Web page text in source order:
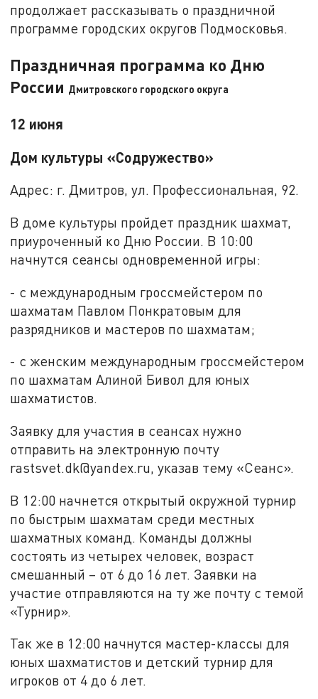
продолжает рассказывать о праздничной
программе городских округов Подмосковья.
Праздничная программа ко Дню
России Дмитровского городского округа
12 июня
Дом культуры «Содружество»
Адрес: г. Дмитров, ул. Профессиональная, 92.
В доме культуры пройдет праздник шахмат,
приуроченный ко Дню России. В 10:00
начнутся сеансы одновременной игры:
- с международным гроссмейстером по
шахматам Павлом Понкратовым для
разрядников и мастеров по шахматам;
- с женским международным гроссмейстером
по шахматам Алиной Бивол для юных
шахматистов.
Заявку для участия в сеансах нужно
отправить на электронную почту
rastsvet.dk@yandex.ru, указав тему «Сеанс».
В 12:00 начнется открытый окружной турнир
по быстрым шахматам среди местных
шахматных команд. Команды должны
состоять из четырех человек, возраст
смешанный – от 6 до 16 лет. Заявки на
участие отправляются на ту же почту с темой
«Турнир».
Так же в 12:00 начнутся мастер-классы для
юных шахматистов и детский турнир для
игроков от 4 до 6 лет.